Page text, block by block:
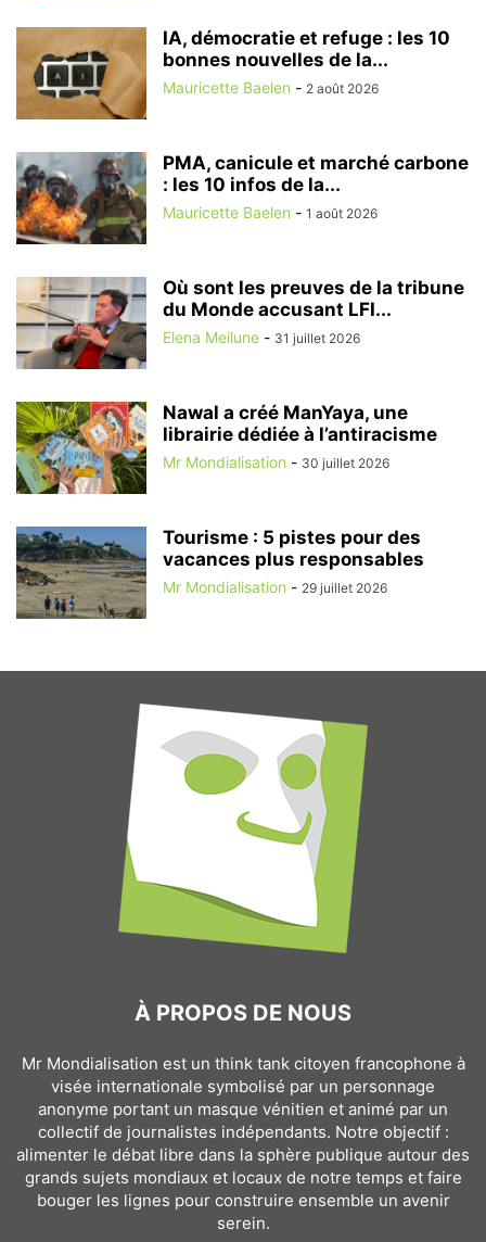
IA, démocratie et refuge : les 10
bonnes nouvelles de la...
Mauricette Baelen - 2 août 2026
PMA, canicule et marché carbone
: les 10 infos de la...
Mauricette Baelen - 1 août 2026
Où sont les preuves de la tribune
du Monde accusant LFI...
Elena Meilune - 31 juillet 2026
Nawal a créé ManYaya, une
librairie dédiée à l’antiracisme
Mr Mondialisation - 30 juillet 2026
Tourisme : 5 pistes pour des
vacances plus responsables
Mr Mondialisation - 29 juillet 2026
À PROPOS DE NOUS
Mr Mondialisation est un think tank citoyen francophone à
visée internationale symbolisé par un personnage
anonyme portant un masque vénitien et animé par un
collectif de journalistes indépendants. Notre objectif :
alimenter le débat libre dans la sphère publique autour des
grands sujets mondiaux et locaux de notre temps et faire
bouger les lignes pour construire ensemble un avenir
serein.